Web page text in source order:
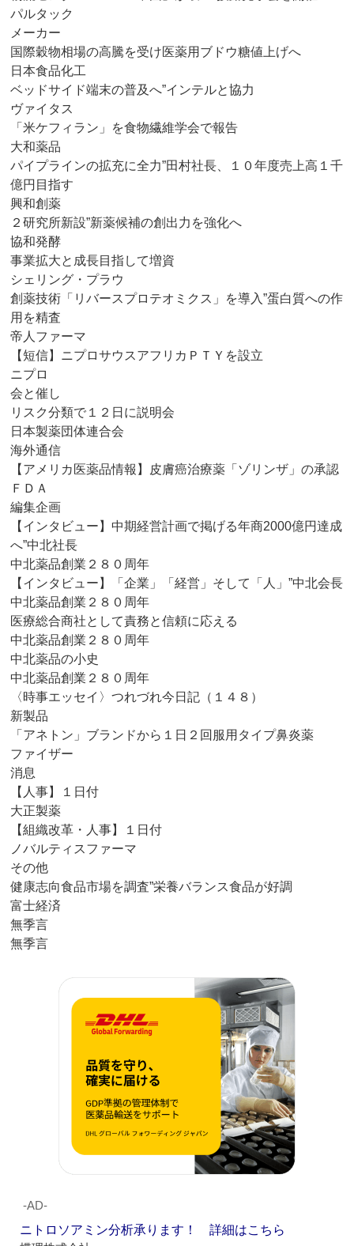
パルタック
メーカー
国際穀物相場の高騰を受け医薬用ブドウ糖値上げへ
日本食品化工
ベッドサイド端末の普及へ”インテルと協力
ヴァイタス
「米ケフィラン」を食物繊維学会で報告
大和薬品
パイプラインの拡充に全力”田村社長、１０年度売上高１千
億円目指す
興和創薬
２研究所新設”新薬候補の創出力を強化へ
協和発酵
事業拡大と成長目指して増資
シェリング・プラウ
創薬技術「リバースプロテオミクス」を導入”蛋白質への作
用を精査
帝人ファーマ
【短信】ニプロサウスアフリカＰＴＹを設立
ニプロ
会と催し
リスク分類で１２日に説明会
日本製薬団体連合会
海外通信
【アメリカ医薬品情報】皮膚癌治療薬「ゾリンザ」の承認
ＦＤＡ
編集企画
【インタビュー】中期経営計画で掲げる年商2000億円達成
へ”中北社長
中北薬品創業２８０周年
【インタビュー】「企業」「経営」そして「人」”中北会長
中北薬品創業２８０周年
医療総合商社として責務と信頼に応える
中北薬品創業２８０周年
中北薬品の小史
中北薬品創業２８０周年
〈時事エッセイ〉つれづれ今日記（１４８）
新製品
「アネトン」ブランドから１日２回服用タイプ鼻炎薬
ファイザー
消息
【人事】１日付
大正製薬
【組織改革・人事】１日付
ノバルティスファーマ
その他
健康志向食品市場を調査”栄養バランス食品が好調
富士経済
無季言
無季言
‐AD‐
ニトロソアミン分析承ります！ 詳細はこちら